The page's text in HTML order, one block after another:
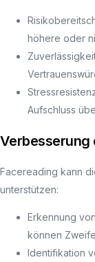
höhere oder
Aufschluss
Verbesserung
Facereading kann
unterstützen:
Erkennung
können
Identifikation